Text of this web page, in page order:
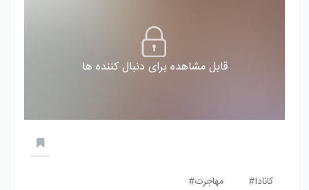
قابل مشاهده برای دنبال کننده ها
کانادا# مهاجرت#